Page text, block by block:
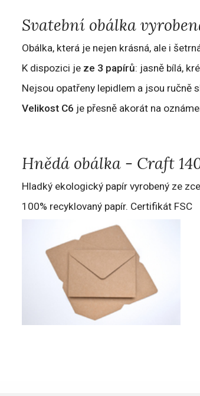
Svatební obálka
Obálka, která je nejen krásná, ale i
K dispozici je ze 3 papírů: jasně bílá,
Nejsou opatřeny lepidlem a jsou ručně
Velikost C6 je přesně akorát na
Hnědá obálka - Craft
Hladký ekologický papír vyrobený ze
100% recyklovaný papír. Certifikát FSC